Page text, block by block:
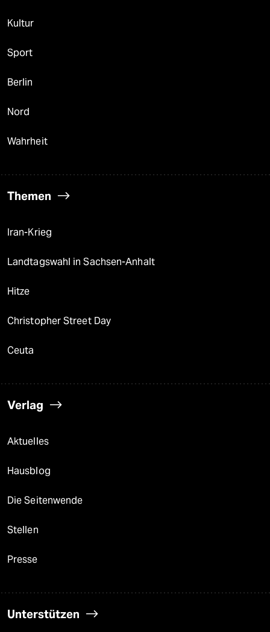
Kultur
Sport
Berlin
Nord
Wahrheit
Themen
Iran-Krieg
Landtagswahl in Sachsen-Anhalt
Hitze
Christopher Street Day
Ceuta
Verlag
Aktuelles
Hausblog
Die Seitenwende
Stellen
Presse
Unterstützen